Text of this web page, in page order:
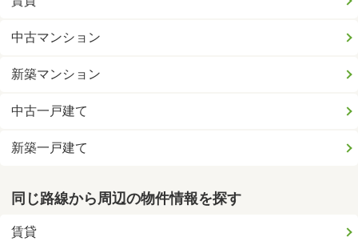
中古マンション
新築マンション
中古一戸建て
新築一戸建て
同じ路線から周辺の物件情報を探す
賃貸